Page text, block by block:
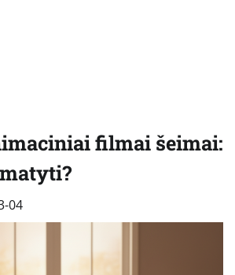
filmai šeimai:
04